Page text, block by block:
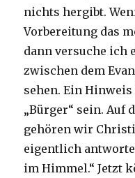
nichts hergibt.
Vorbereitung das
dann versuche ich
zwischen dem
sehen. Ein
„Bürger“ sein. Auf
gehören wir
eigentlich
im Himmel.“ Jetzt